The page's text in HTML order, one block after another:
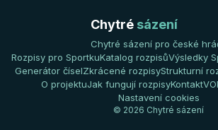
Chytré sázení
Chytré sázení pro české
Rozpisy pro SportkuKatalog rozpisůVýsledky
Generátor číselZkrácené rozpisyStrukturní
O projektuJak fungují rozpisyKontakt
Nastavení cookies
© 2026 Chytré sázení